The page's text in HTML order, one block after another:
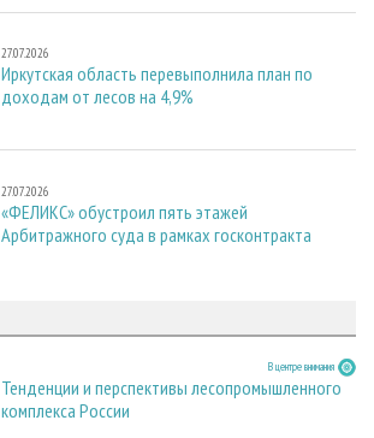
27.07.2026
Иркутская область перевыполнила план по
доходам от лесов на 4,9%
27.07.2026
«ФЕЛИКС» обустроил пять этажей
Арбитражного суда в рамках госконтракта
В центре внимания
Тенденции и перспективы лесопромышленного
комплекса России